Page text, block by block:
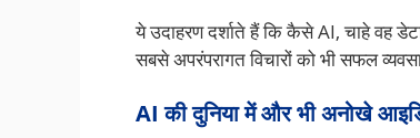
ये उदाहरण दर्शाते हैं कि कैसे AI, चाहे वह
सबसे अपरंपरागत विचारों को भी सफल
AI की दुनिया में और भी अनोखे